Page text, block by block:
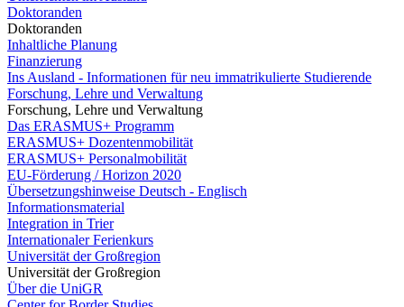
Doktoranden
Doktoranden
Inhaltliche Planung
Finanzierung
Ins Ausland - Informationen für neu immatrikulierte Studierende
Forschung, Lehre und Verwaltung
Forschung, Lehre und Verwaltung
Das ERASMUS+ Programm
ERASMUS+ Dozentenmobilität
ERASMUS+ Personalmobilität
EU-Förderung / Horizon 2020
Übersetzungshinweise Deutsch - Englisch
Informationsmaterial
Integration in Trier
Internationaler Ferienkurs
Universität der Großregion
Universität der Großregion
Über die UniGR